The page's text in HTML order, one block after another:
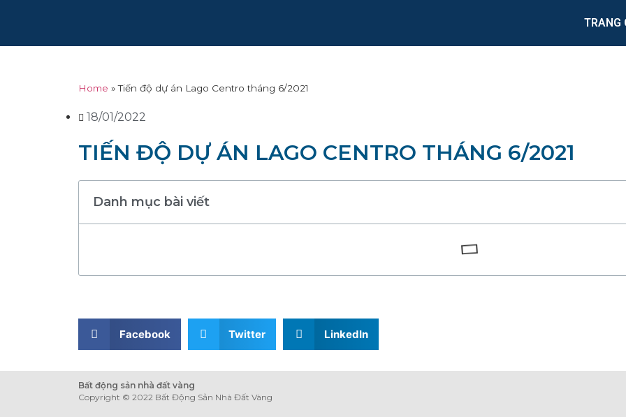
TRANG
Home »Tiến độ dự án Lago Centro tháng 6/2021
18/01/2022
TIẾN ĐỘ DỰ ÁN LAGO CENTRO THÁNG 6/2021
Danh mục bài viết
Facebook Twitter LinkedIn
Bất động sản nhà đất vàng
Copyright © 2022 Bất Động Sản Nhà Đất Vàng